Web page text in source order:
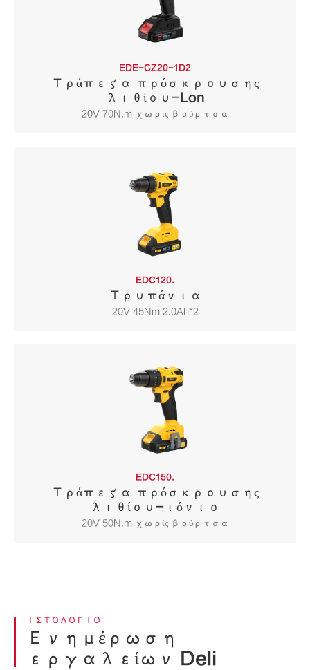
EDE-CZ20-1D2
Τράπεζα πρόσκρουσης
λιθίου-Lon
20V 70N.m χωρίς βούρτσα
EDC120.
Τρυπάνια
20V 45Nm 2.0Ah*2
EDC150.
Τράπεζα πρόσκρουσης
λιθίου-ιόνιο
20V 50N.m χωρίς βούρτσα
ΙΣΤΟΛΌΓΙΟ
Ενημέρωση
εργαλείων Deli